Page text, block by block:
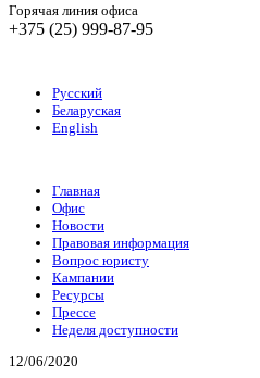
Горячая линия офиса
+375 (25) 999-87-95
Русский
Беларуская
English
Главная
Офис
Новости
Правовая информация
Вопрос юристу
Кампании
Ресурсы
Прессе
Неделя доступности
12/06/2020